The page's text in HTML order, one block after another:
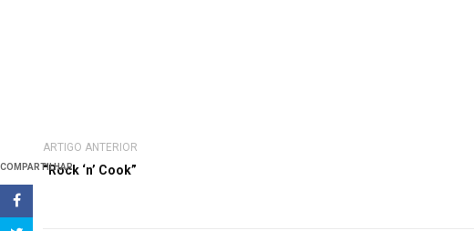
COMPARTILHAR
ARTIGO ANTERIOR
“Rock ‘n’ Cook”